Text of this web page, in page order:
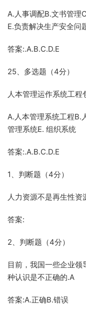
A.人事调配B.文书管理
E.负责解决生产安全问
答案:.A.B.C.D.E
25、多选题（4分）
人本管理运作系统工程
A.人本管理系统工程B.
管理系统E. 组织系统
答案:.A.B.C.D.E
1、判断题（4分）
人力资源不是再生性资
答案:
2、判断题（4分）
目前，我国一些企业
种认识是不正确的.A
答案:A.正确B.错误